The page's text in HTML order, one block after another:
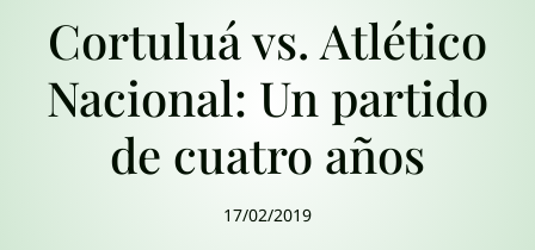
Cortuluá vs. Atlético
Nacional: Un partido
de cuatro años
17/02/2019